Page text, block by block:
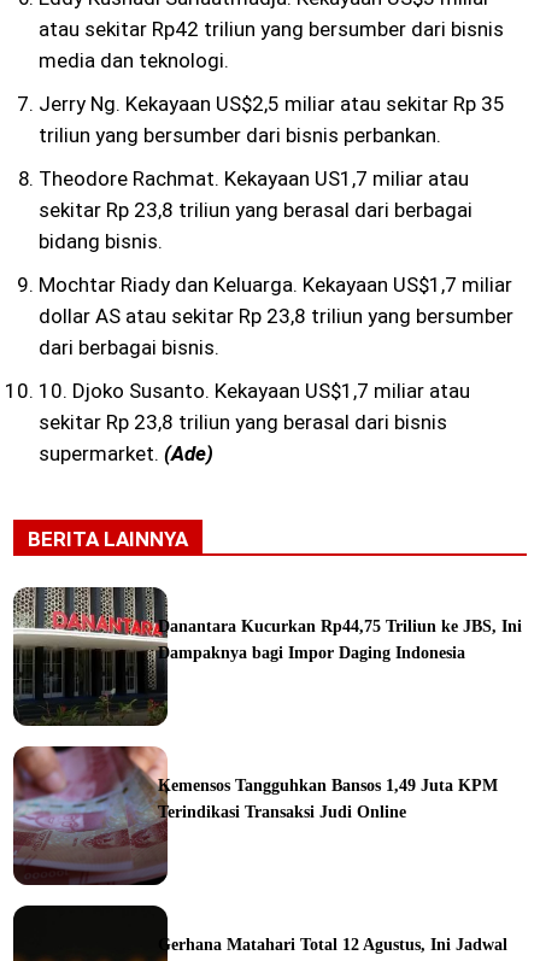
atau sekitar Rp42 triliun yang bersumber dari bisnis
media dan teknologi.
Jerry Ng. Kekayaan US$2,5 miliar atau sekitar Rp 35
triliun yang bersumber dari bisnis perbankan.
Theodore Rachmat. Kekayaan US1,7 miliar atau
sekitar Rp 23,8 triliun yang berasal dari berbagai
bidang bisnis.
Mochtar Riady dan Keluarga. Kekayaan US$1,7 miliar
dollar AS atau sekitar Rp 23,8 triliun yang bersumber
dari berbagai bisnis.
10. Djoko Susanto. Kekayaan US$1,7 miliar atau
sekitar Rp 23,8 triliun yang berasal dari bisnis
supermarket. (Ade)
BERITA LAINNYA
Danantara Kucurkan Rp44,75 Triliun ke JBS, Ini
Dampaknya bagi Impor Daging Indonesia
Kemensos Tangguhkan Bansos 1,49 Juta KPM
Terindikasi Transaksi Judi Online
Gerhana Matahari Total 12 Agustus, Ini Jadwal